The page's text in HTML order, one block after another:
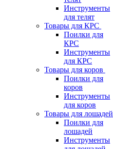
Инструменты
для телят
Товары для КРС
Поилки для
КРС
Инструменты
для КРС
Товары для коров
Поилки для
коров
Инструменты
для коров
Товары для лошадей
Поилки для
лошадей
Инструменты